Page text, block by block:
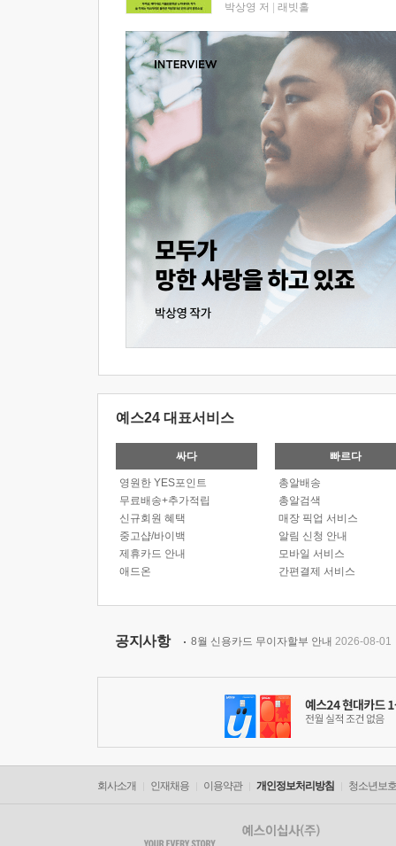
박상영 저 래빗홀
예스24 대표서비스
싸다
영원한 YES포인트
무료배송+추가적립
신규회원 혜택
중고샵/바이백
제휴카드 안내
애드온
빠르다
총알배송
총알검색
매장 픽업 서비스
알림 신청 안내
모바일 서비스
간편결제 서비스
공지사항 8월 신용카드 무이자할부 안내 2026-08-01
회사소개 인재채용 이용약관 개인정보처리방침 청소년보